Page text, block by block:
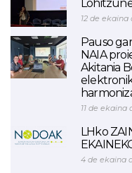
12 de ekaina
Pauso
NAIA
Akitania
11 de ekaina
LHko
4 de ekaina